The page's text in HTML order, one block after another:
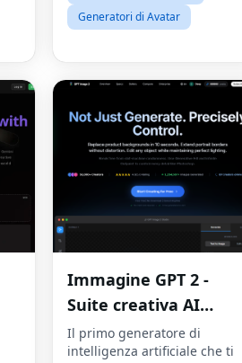
Generatori di Avatar
Immagine GPT 2 -
Suite creativa AI
professionale
Il primo generatore di
intelligenza artificiale che ti